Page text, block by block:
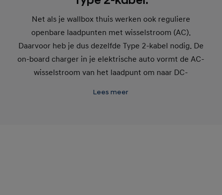
Net als je wallbox thuis werken ook reguliere
openbare laadpunten met wisselstroom (AC).
Daarvoor heb je dus dezelfde Type 2-kabel nodig. De
on-board charger in je elektrische auto vormt de AC-
wisselstroom van het laadpunt om naar DC-
Lees meer